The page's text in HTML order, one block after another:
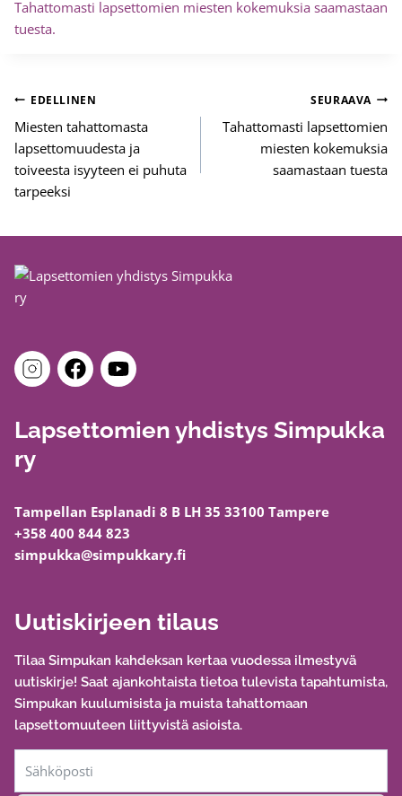
Tahattomasti lapsettomien miesten kokemuksia saamastaan
tuesta.
Artikkelien
selaus
EDELLINEN
Miesten tahattomasta
lapsettomuudesta ja
toiveesta isyyteen ei puhuta
tarpeeksi
SEURAAVA
Tahattomasti lapsettomien
miesten kokemuksia
saamastaan tuesta
Lapsettomien yhdistys Simpukka
ry
Tampellan Esplanadi 8 B LH 35 33100 Tampere
+358 400 844 823
simpukka@simpukkary.fi
Uutiskirjeen tilaus
Tilaa Simpukan kahdeksan kertaa vuodessa ilmestyvä
uutiskirje! Saat ajankohtaista tietoa tulevista tapahtumista,
Simpukan kuulumisista ja muista tahattomaan
lapsettomuuteen liittyvistä asioista.